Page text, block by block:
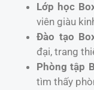
Lớp học
viên giàu
Đào tạo
đại, trang
Phòng tập
tìm thấy